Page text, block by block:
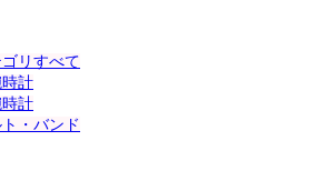
リすべて
計
計
・バンド